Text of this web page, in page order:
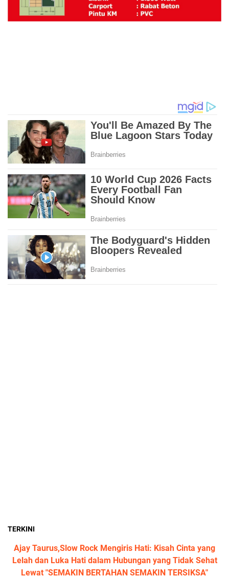
TERKINI
Ajay Taurus,Slow Rock Mengiris Hati: Kisah Cinta yang
Lelah dan Luka Hati dalam Hubungan yang Tidak Sehat
Lewat "SEMAKIN BERTAHAN SEMAKIN TERSIKSA"